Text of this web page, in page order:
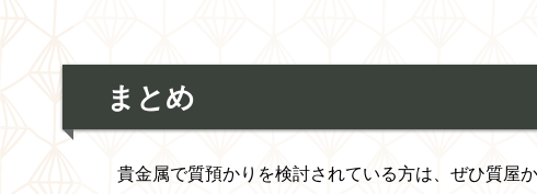
まとめ
貴金属で質預かりを検討されている方は、ぜひ質屋